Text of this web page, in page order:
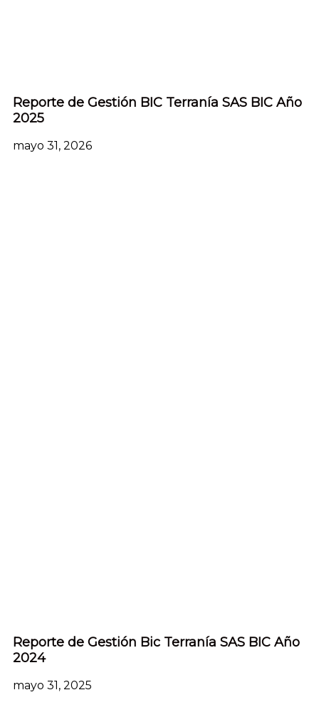
Reporte de Gestión BIC Terranía SAS BIC Año
2025
mayo 31, 2026
Reporte de Gestión Bic Terranía SAS BIC Año
2024
mayo 31, 2025